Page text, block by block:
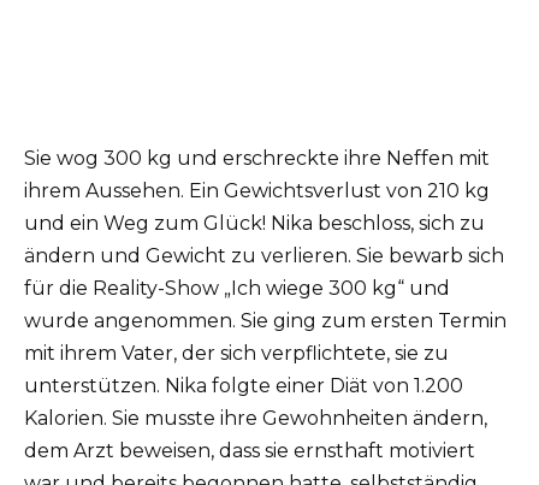
Sie wog 300 kg und erschreckte ihre Neffen mit
ihrem Aussehen. Ein Gewichtsverlust von 210 kg
und ein Weg zum Glück! Nika beschloss, sich zu
ändern und Gewicht zu verlieren. Sie bewarb sich
für die Reality-Show „Ich wiege 300 kg“ und
wurde angenommen. Sie ging zum ersten Termin
mit ihrem Vater, der sich verpflichtete, sie zu
unterstützen. Nika folgte einer Diät von 1.200
Kalorien. Sie musste ihre Gewohnheiten ändern,
dem Arzt beweisen, dass sie ernsthaft motiviert